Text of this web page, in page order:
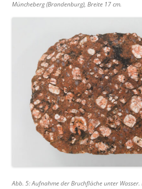
Müncheberg (Brandenburg), Breite 17 cm.
Abb. 5: Aufnahme der Bruchfläche unter Wasser.